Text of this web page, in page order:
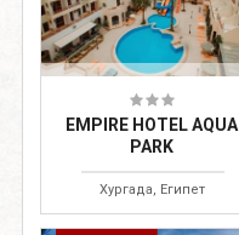
EMPIRE HOTEL AQUA
PARK
Хургада, Египет